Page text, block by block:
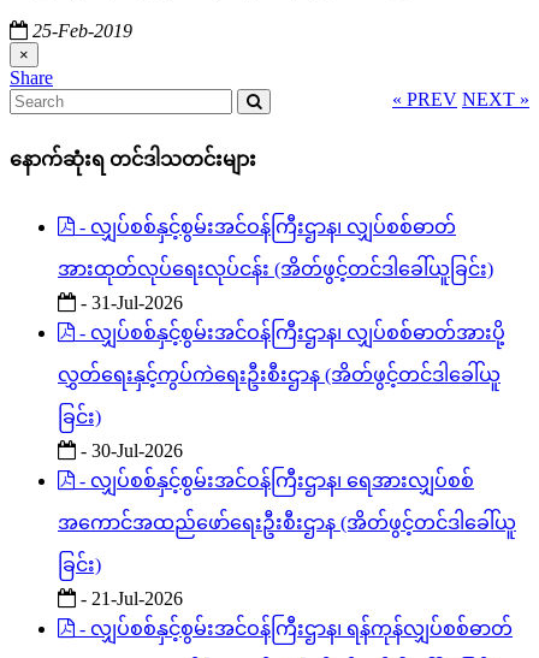
25-Feb-2019
×
Share
« PREV NEXT »
နောက်ဆုံးရ တင်ဒါသတင်းများ
- လျှပ်စစ်နှင့်စွမ်းအင်ဝန်ကြီးဌာန၊ လျှပ်စစ်ဓာတ်
အားထုတ်လုပ်ရေးလုပ်ငန်း (အိတ်ဖွင့်တင်ဒါခေါ်ယူခြင်း)
- 31-Jul-2026
- လျှပ်စစ်နှင့်စွမ်းအင်ဝန်ကြီးဌာန၊ လျှပ်စစ်ဓာတ်အားပို့
လွှတ်ရေးနှင့်ကွပ်ကဲရေးဦးစီးဌာန (အိတ်ဖွင့်တင်ဒါခေါ်ယူ
ခြင်း)
- 30-Jul-2026
- လျှပ်စစ်နှင့်စွမ်းအင်ဝန်ကြီးဌာန၊ ရေအားလျှပ်စစ်
အကောင်အထည်ဖော်ရေးဦးစီးဌာန (အိတ်ဖွင့်တင်ဒါခေါ်ယူ
ခြင်း)
- 21-Jul-2026
- လျှပ်စစ်နှင့်စွမ်းအင်ဝန်ကြီးဌာန၊ ရန်ကုန်လျှပ်စစ်ဓာတ်